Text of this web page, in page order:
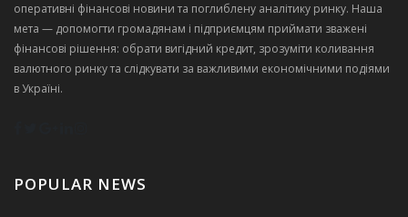
оперативні фінансові новини та поглиблену аналітику ринку. Наша
мета — допомогти громадянам і підприємцям приймати зважені
фінансові рішення: обрати вигідний кредит, зрозуміти коливання
валютного ринку та слідкувати за важливими економічними подіями
в Україні.
POPULAR NEWS